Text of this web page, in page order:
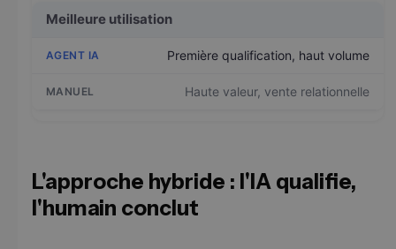
Meilleure utilisation
Première qualification, haut volume
Haute valeur, vente relationnelle
L'approche hybride : l'IA qualifie,
l'humain conclut